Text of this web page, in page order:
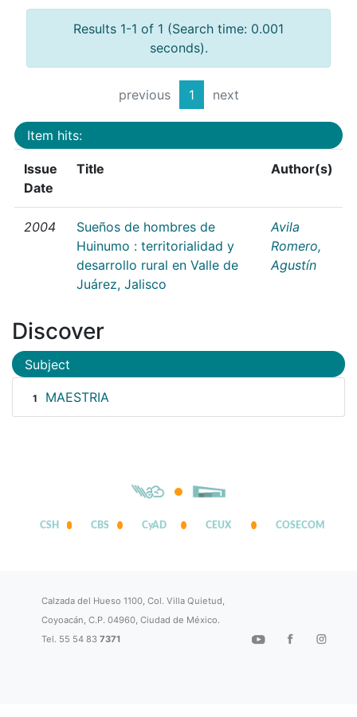
Results 1-1 of 1 (Search time: 0.001
seconds).
previous 1 next
Item hits:
Issue
Date
Title Author(s)
2004
Sueños de hombres de
Huinumo : territorialidad y
desarrollo rural en Valle de
Juárez, Jalisco
Avila
Romero,
Agustín
Discover
Subject
1 MAESTRIA
CSH CBS CyAD CEUX COSECOM
Calzada del Hueso 1100, Col. Villa Quietud,
Coyoacán, C.P. 04960, Ciudad de México.
Tel. 55 54 837371